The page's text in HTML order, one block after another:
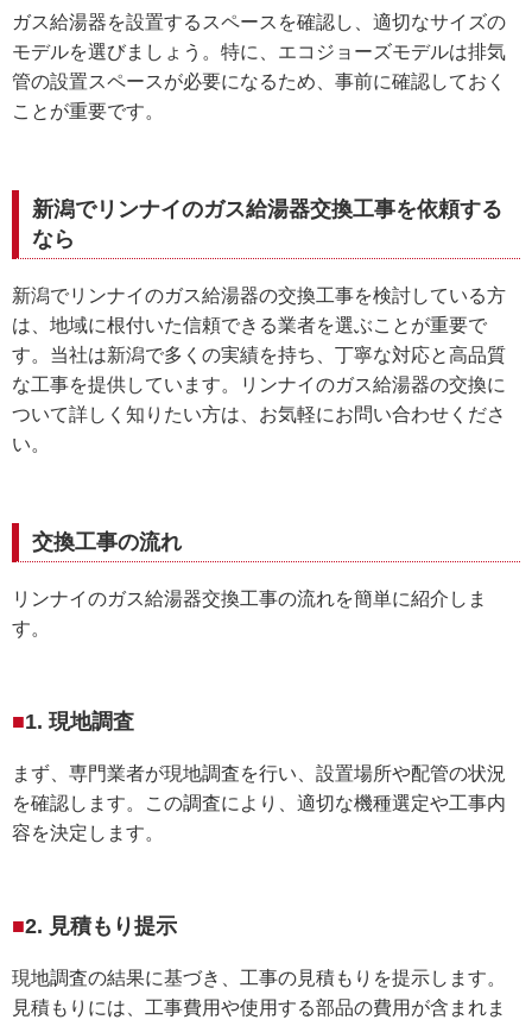
ガス給湯器を設置するスペースを確認し、適切なサイズの
モデルを選びましょう。特に、エコジョーズモデルは排気
管の設置スペースが必要になるため、事前に確認しておく
ことが重要です。
新潟でリンナイのガス給湯器交換工事を依頼する
なら
新潟でリンナイのガス給湯器の交換工事を検討している方
は、地域に根付いた信頼できる業者を選ぶことが重要で
す。当社は新潟で多くの実績を持ち、丁寧な対応と高品質
な工事を提供しています。リンナイのガス給湯器の交換に
ついて詳しく知りたい方は、お気軽にお問い合わせくださ
い。
交換工事の流れ
リンナイのガス給湯器交換工事の流れを簡単に紹介しま
す。
1. 現地調査
まず、専門業者が現地調査を行い、設置場所や配管の状況
を確認します。この調査により、適切な機種選定や工事内
容を決定します。
2. 見積もり提示
現地調査の結果に基づき、工事の見積もりを提示します。
見積もりには、工事費用や使用する部品の費用が含まれま